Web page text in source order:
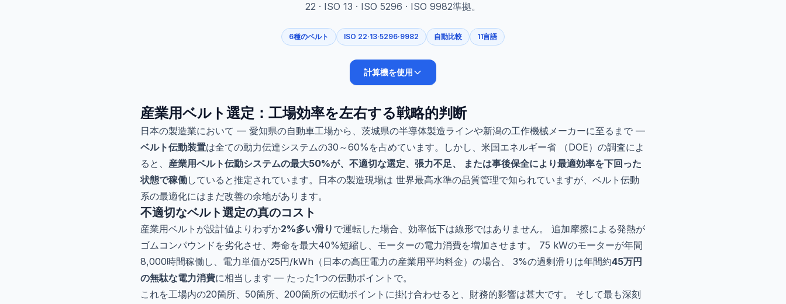
22 · ISO 13 · ISO 5296 · ISO 9982準拠。
6種のベルト ISO 22·13·5296·9982 自動比較 11言語
計算機を使用
産業用ベルト選定：工場効率を左右する戦略的判断
日本の製造業において — 愛知県の自動車工場から、茨城県の半導体製造ラインや新潟の工作機械メーカーに至るまで —
ベルト伝動装置は全ての動力伝達システムの30～60%を占めています。しかし、米国エネルギー省 （DOE）の調査によ
ると、 産業用ベルト伝動システムの最大50%が、不適切な選定、張力不足、 または事後保全により最適効率を下回った
状態で稼働していると推定されています。日本の製造現場は 世界最高水準の品質管理で知られていますが、ベルト伝動
系の最適化にはまだ改善の余地があります。
不適切なベルト選定の真のコスト
産業用ベルトが設計値よりわずか2%多い滑り で運転した場合、効率低下は線形ではありません。 追加摩擦による発熱が
ゴムコンパウンドを劣化させ、寿命を最大40%短縮し、モーターの電力消費を増加させます。 75 kWのモーターが年間
8,000時間稼働し、電力単価が25円/kWh（日本の高圧電力の産業用平均料金）の場合、 3%の過剰滑りは年間約45万円
の無駄な電力消費に相当します — たった1つの伝動ポイントで。
これを工場内の20箇所、50箇所、200箇所の伝動ポイントに掛け合わせると、財務的影響は甚大です。 そして最も深刻